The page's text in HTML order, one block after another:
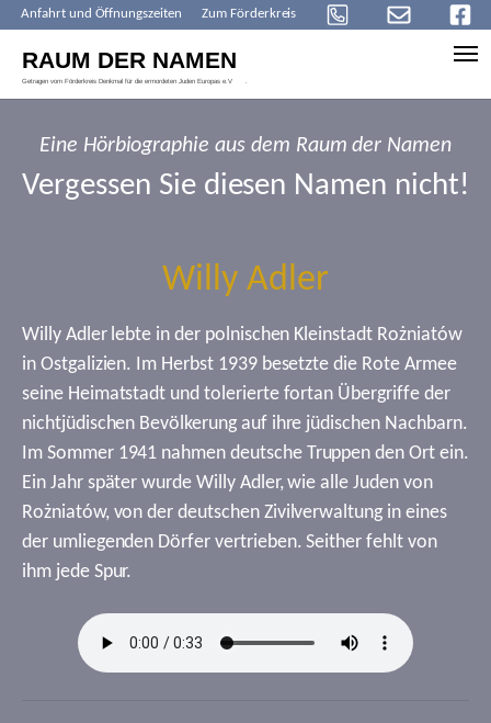
Anfahrt und Öffnungszeiten Zum Förderkreis
Eine Hörbiographie aus dem Raum der Namen
Vergessen Sie diesen Namen nicht!
Willy Adler
Willy Adler lebte in der polnischen Kleinstadt Rożniatów
in Ostgalizien. Im Herbst 1939 besetzte die Rote Armee
seine Heimatstadt und tolerierte fortan Übergriffe der
nichtjüdischen Bevölkerung auf ihre jüdischen Nachbarn.
Im Sommer 1941 nahmen deutsche Truppen den Ort ein.
Ein Jahr später wurde Willy Adler, wie alle Juden von
Rożniatów, von der deutschen Zivilverwaltung in eines
der umliegenden Dörfer vertrieben. Seither fehlt von
ihm jede Spur.